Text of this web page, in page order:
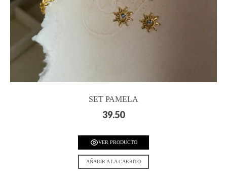
SET PAMELA
39.50
VER PRODUCTO
AÑADIR A LA CARRITO